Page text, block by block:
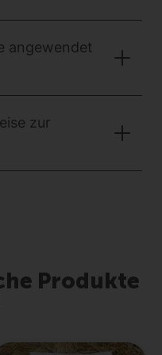
angewendet
zur
Produkte